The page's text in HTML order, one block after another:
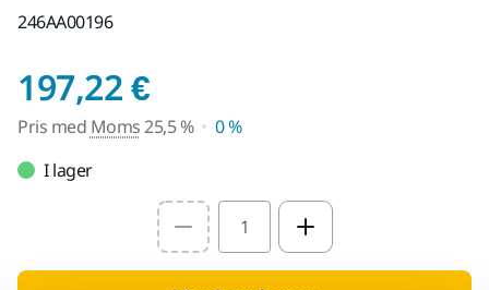
246AA00196
197,22 €Pris med Moms 25,5
Pris med Moms25,5 %
0 %
I lager
Select quantity value